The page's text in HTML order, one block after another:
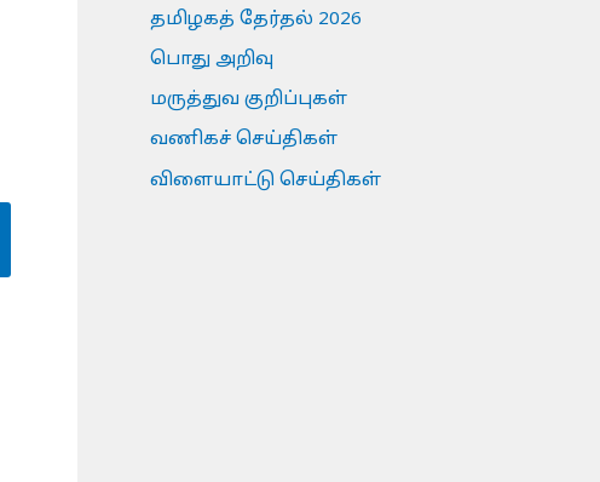
தமிழகத் தேர்தல் 2026
பொது அறிவு
மருத்துவ குறிப்புகள்
வணிகச் செய்திகள்
விளையாட்டு செய்திகள்